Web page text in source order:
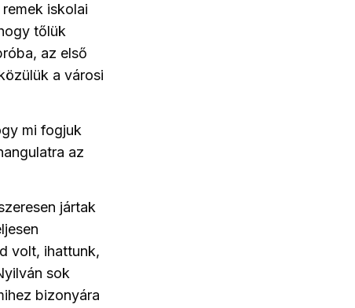
iskolai
tőlük
az első
a városi
mi fogjuk
az
jártak
volt, ihattunk,
sok
bizonyára